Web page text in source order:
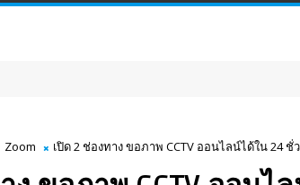
Zoom เปิด 2 ช่องทาง ขอภาพ CCTV ออนไลน์ได้ใน 24 ชั่